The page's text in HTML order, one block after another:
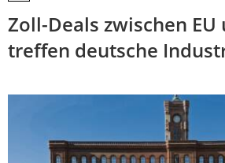
Zoll-Deals zwischen EU
treffen deutsche